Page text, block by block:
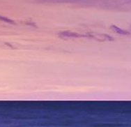
出量算定